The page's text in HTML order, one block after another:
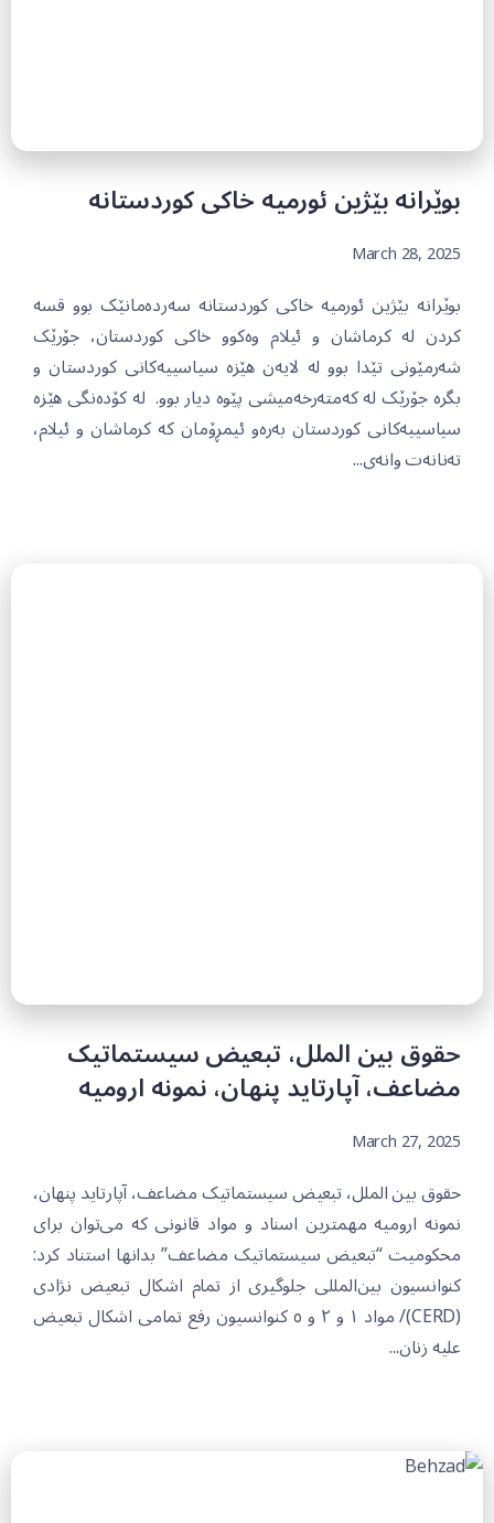
بوێرانە بێژین ئورمیە خاکی کوردستانە
March 28, 2025
بوێرانە بێژین ئورمیە خاکی کوردستانە سەردەمانێک بوو قسە
کردن لە کرماشان و ئیلام وەکوو خاکی کوردستان، جۆرێک
شەرمێونی تێدا بوو لە لایەن هێزە سیاسییەکانی کوردستان و
بگرە جۆرێک لە کەمتەرخەمیشی پێوە دیار بوو. لە کۆدەنگی هێزە
سیاسییەکانی کوردستان بەرەو ئیمڕۆمان کە کرماشان و ئیلام،
تەنانەت وانەی...
حقوق بین الملل، تبعیض سیستماتیک
مضاعف، آپارتاید پنهان، نمونە ارومیە
March 27, 2025
حقوق بین الملل، تبعیض سیستماتیک مضاعف، آپارتاید پنهان،
نمونە ارومیە مهمترین اسناد و مواد قانونی که می‌توان برای
محکومیت “تبعیض سیستماتیک مضاعف” بدانها استناد کرد:
کنوانسیون بین‌المللی جلوگیری از تمام اشکال تبعیض نژادی
(CERD)/ مواد ۱ و ۲ و ٥ کنوانسیون رفع تمامی اشکال تبعیض
علیه زنان...